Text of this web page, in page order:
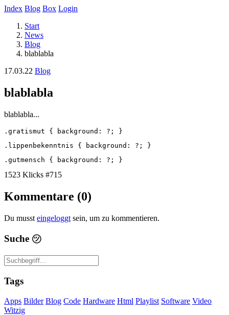
Index Blog Box Login
Start
News
Blog
blablabla
17.03.22 Blog
blablabla
blablabla...
1523 Klicks #715
Kommentare (0)
Du musst eingeloggt sein, um zu kommentieren.
Suche ㋡
Tags
Apps Bilder Blog Code Hardware Html Playlist Software Video
Witzig